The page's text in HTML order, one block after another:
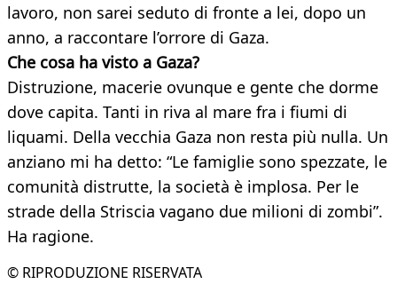
lavoro, non sarei seduto di fronte a lei, dopo un
anno, a raccontare l’orrore di Gaza.
Che cosa ha visto a Gaza?
Distruzione, macerie ovunque e gente che dorme
dove capita. Tanti in riva al mare fra i fiumi di
liquami. Della vecchia Gaza non resta più nulla. Un
anziano mi ha detto: “Le famiglie sono spezzate, le
comunità distrutte, la società è implosa. Per le
strade della Striscia vagano due milioni di zombi”.
Ha ragione.
© RIPRODUZIONE RISERVATA